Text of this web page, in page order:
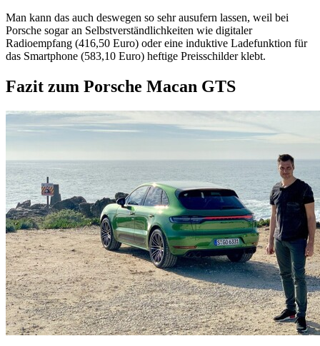
Man kann das auch deswegen so sehr ausufern lassen, weil bei
Porsche sogar an Selbstverständlichkeiten wie digitaler
Radioempfang (416,50 Euro) oder eine induktive Ladefunktion für
das Smartphone (583,10 Euro) heftige Preisschilder klebt.
Fazit zum Porsche Macan GTS